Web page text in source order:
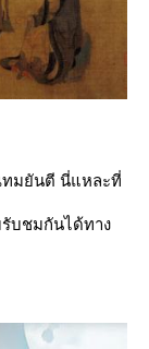
ทมยันตี นี่แหละที่
รับชมกันได้ทาง